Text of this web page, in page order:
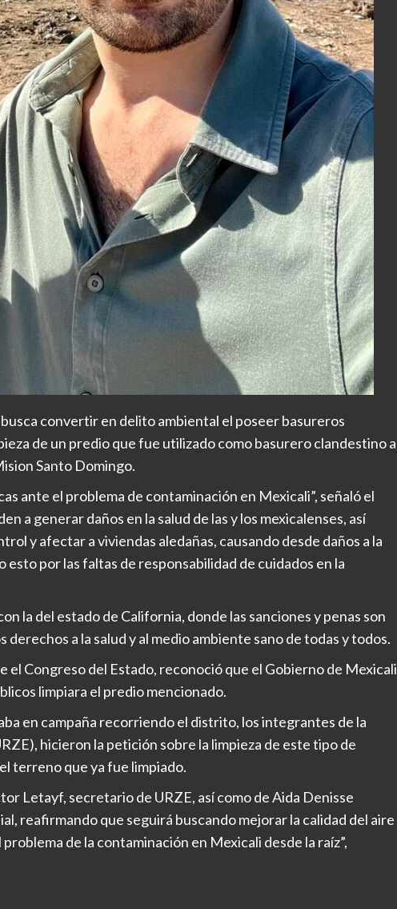
convertir en delito ambiental el poseer basureros
de un predio que fue utilizado como basurero clandestino a
Santo Domingo.
ante el problema de contaminación en Mexicali”, señaló el
a generar daños en la salud de las y los mexicalenses, así
y afectar a viviendas aledañas, causando desde daños a la
por las faltas de responsabilidad de cuidados en la
la del estado de California, donde las sanciones y penas son
a la salud y al medio ambiente sano de todas y todos.
Congreso del Estado, reconoció que el Gobierno de Mexicali
limpiara el predio mencionado.
en campaña recorriendo el distrito, los integrantes de la
hicieron la petición sobre la limpieza de este tipo de
terreno que ya fue limpiado.
Letayf, secretario de URZE, así como de Aida Denisse
reafirmando que seguirá buscando mejorar la calidad del aire
de la contaminación en Mexicali desde la raíz”,